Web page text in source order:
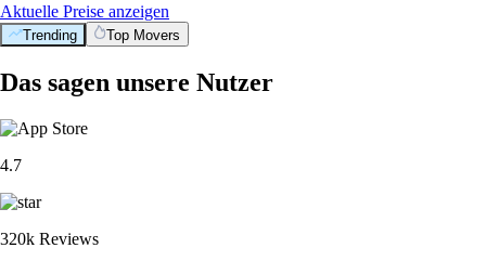
Aktuelle Preise anzeigen
Trending Top Movers
Das sagen unsere Nutzer
4.7
320k Reviews